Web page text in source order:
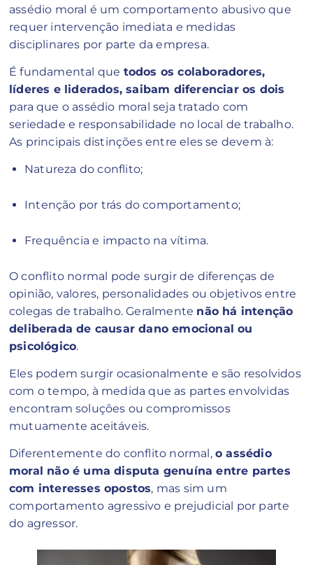
assédio moral é um comportamento abusivo que
requer intervenção imediata e medidas
disciplinares por parte da empresa.
É fundamental que todos os colaboradores,
líderes e liderados, saibam diferenciar os dois
para que o assédio moral seja tratado com
seriedade e responsabilidade no local de trabalho.
As principais distinções entre eles se devem à:
Natureza do conflito;
Intenção por trás do comportamento;
Frequência e impacto na vítima.
O conflito normal pode surgir de diferenças de
opinião, valores, personalidades ou objetivos entre
colegas de trabalho. Geralmente não há intenção
deliberada de causar dano emocional ou
psicológico.
Eles podem surgir ocasionalmente e são resolvidos
com o tempo, à medida que as partes envolvidas
encontram soluções ou compromissos
mutuamente aceitáveis.
Diferentemente do conflito normal, o assédio
moral não é uma disputa genuína entre partes
com interesses opostos, mas sim um
comportamento agressivo e prejudicial por parte
do agressor.